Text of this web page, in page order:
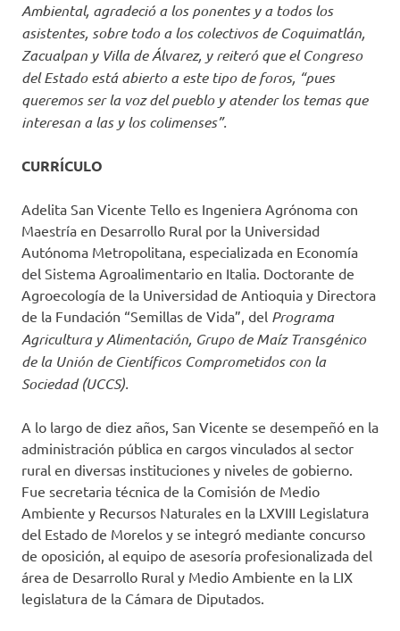
Ambiental, agradeció a los ponentes y a todos los
asistentes, sobre todo a los colectivos de Coquimatlán,
Zacualpan y Villa de Álvarez, y reiteró que el Congreso
del Estado está abierto a este tipo de foros, “pues
queremos ser la voz del pueblo y atender los temas que
interesan a las y los colimenses”.
CURRÍCULO
Adelita San Vicente Tello es Ingeniera Agrónoma con
Maestría en Desarrollo Rural por la Universidad
Autónoma Metropolitana, especializada en Economía
del Sistema Agroalimentario en Italia. Doctorante de
Agroecología de la Universidad de Antioquia y Directora
de la Fundación “Semillas de Vida”, del Programa
Agricultura y Alimentación, Grupo de Maíz Transgénico
de la Unión de Científicos Comprometidos con la
Sociedad (UCCS).
A lo largo de diez años, San Vicente se desempeñó en la
administración pública en cargos vinculados al sector
rural en diversas instituciones y niveles de gobierno.
Fue secretaria técnica de la Comisión de Medio
Ambiente y Recursos Naturales en la LXVIII Legislatura
del Estado de Morelos y se integró mediante concurso
de oposición, al equipo de asesoría profesionalizada del
área de Desarrollo Rural y Medio Ambiente en la LIX
legislatura de la Cámara de Diputados.